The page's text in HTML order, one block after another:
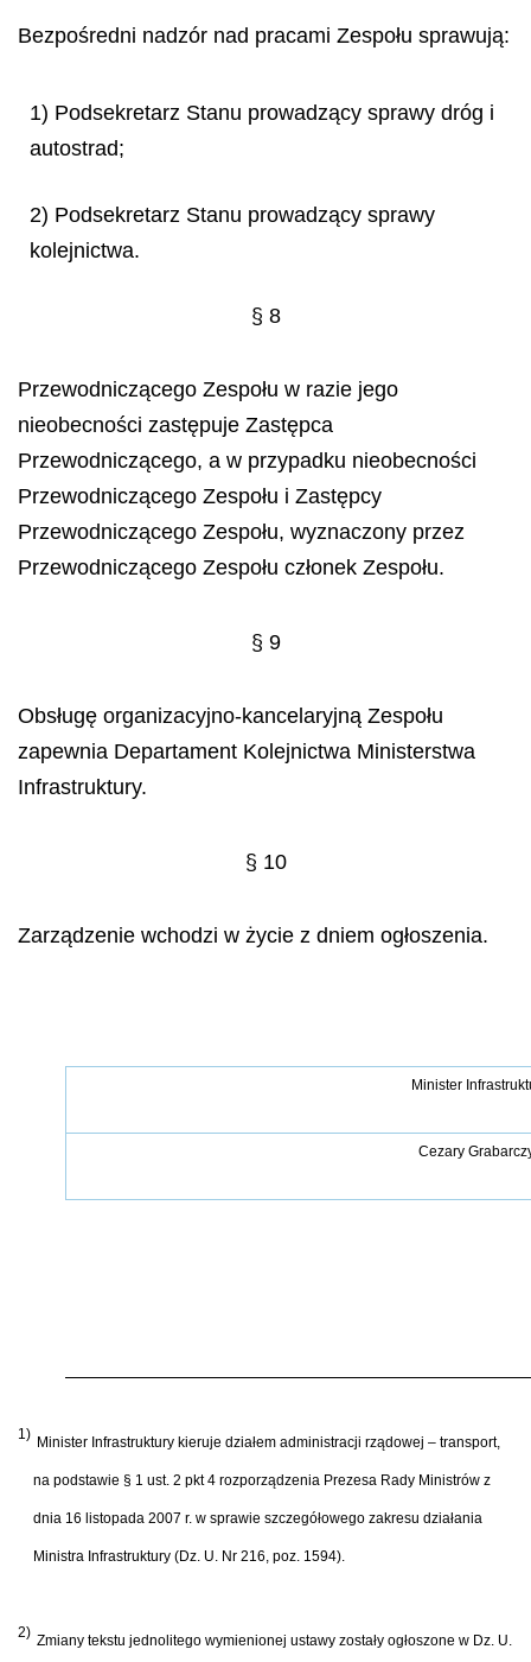
Bezpośredni nadzór nad pracami Zespołu sprawują:
1) Podsekretarz Stanu prowadzący sprawy dróg i
autostrad;
2) Podsekretarz Stanu prowadzący sprawy
kolejnictwa.
§ 8
Przewodniczącego Zespołu w razie jego
nieobecności zastępuje Zastępca
Przewodniczącego, a w przypadku nieobecności
Przewodniczącego Zespołu i Zastępcy
Przewodniczącego Zespołu, wyznaczony przez
Przewodniczącego Zespołu członek Zespołu.
§ 9
Obsługę organizacyjno-kancelaryjną Zespołu
zapewnia Departament Kolejnictwa Ministerstwa
Infrastruktury.
§ 10
Zarządzenie wchodzi w życie z dniem ogłoszenia.
Minister
Cezary
1) Minister Infrastruktury kieruje działem administracji rządowej – transport,
na podstawie § 1 ust. 2 pkt 4 rozporządzenia Prezesa Rady Ministrów z
dnia 16 listopada 2007 r. w sprawie szczegółowego zakresu działania
Ministra Infrastruktury (Dz. U. Nr 216, poz. 1594).
2) Zmiany tekstu jednolitego wymienionej ustawy zostały ogłoszone w Dz. U.